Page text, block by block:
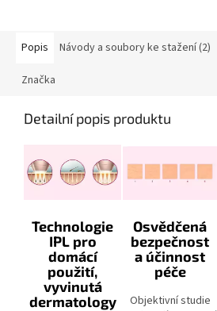
Popis Návody a soubory ke stažení (2)
Značka
Detailní popis produktu
Technologie
IPL pro
domácí
použití,
vyvinutá
dermatology
Osvědčená
bezpečnost
a účinnost
péče
Objektivní studie